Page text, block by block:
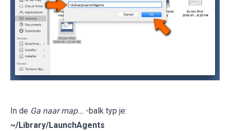
In de Ga naar map... -balk typ je:
~/Library/LaunchAgents